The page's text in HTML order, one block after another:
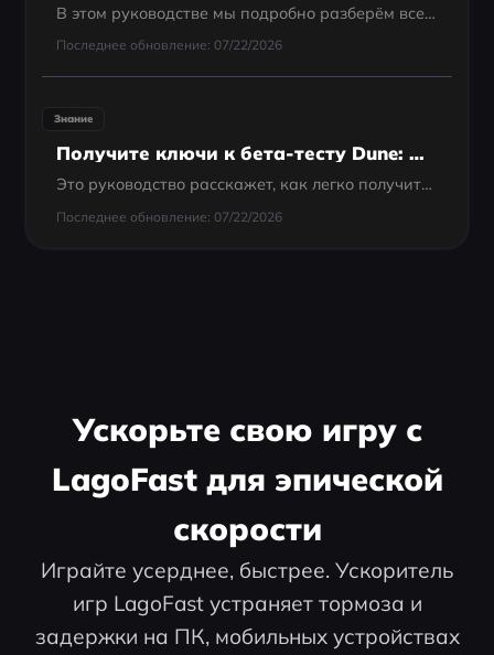
В этом руководстве мы подробно разберём всех монстров в REPO, их сильные и слабые стороны, а также эффективные стратегии для их устранения. Понимание поведения каждого существа и его атакующих паттернов — ключ к выживанию.
Последнее обновление: 07/22/2026
Знание
Получите ключи к бета-тесту Dune: Awakening без просмотра трансл
Это руководство расскажет, как легко получить ключ к бете Dune: Awakening, включая эксклюзивные способы обойти очередь и улучшить свой игровой опыт.
Последнее обновление: 07/22/2026
Ускорьте свою игру с
LagoFast для эпической
скорости
Играйте усерднее, быстрее. Ускоритель
игр LagoFast устраняет тормоза и
задержки на ПК, мобильных устройствах